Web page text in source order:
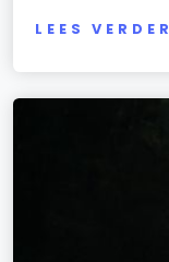
LEES VERDER